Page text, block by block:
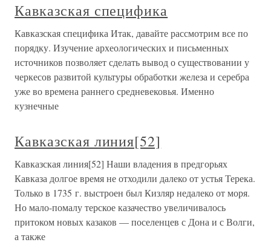
Кавказская специфика
Кавказская специфика Итак, давайте рассмотрим все по
порядку. Изучение археологических и письменных
источников позволяет сделать вывод о существовании у
черкесов развитой культуры обработки железа и серебра
уже во времена раннего средневековья. Именно
кузнечные
Кавказская линия[52]
Кавказская линия[52] Наши владения в предгорьях
Кавказа долгое время не отходили далеко от устья Терека.
Только в 1735 г. выстроен был Кизляр недалеко от моря.
Но мало-помалу терское казачество увеличивалось
притоком новых казаков — поселенцев с Дона и с Волги,
а также